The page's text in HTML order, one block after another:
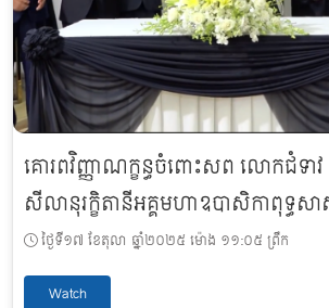
គោរពវិញ្ញាណក្ខន្ធចំពោះសព លោកជំទា
សីលានុរក្ខិតានីអគ្គមហាឧបាសិកាពុទ្ធស
រ៉ែមថ្ងៃទី១៧ ខែតុលា ឆ្នាំ២០២៥ ម៉ោង ១១:០៥ ព្រឹក
Watch